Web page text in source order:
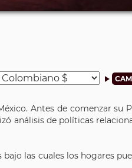
Antes de comenzar su
análisis de políticas
las cuales los hogares